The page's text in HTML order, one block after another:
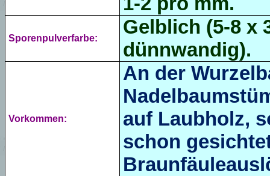
Sporenpulverfarbe:
Gelblich (5-8 x
dünnwandig).
Vorkommen:
An der
auf Laubholz,
schon